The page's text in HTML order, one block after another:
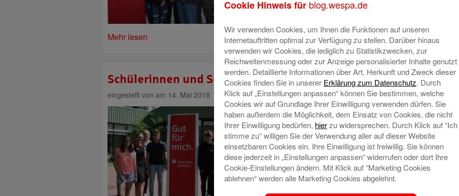
Sparkassenverband Niedersachsen
Mehr lesen
Schülerinnen und Schüler werden Medienscouts
eingestellt von am 14. Mai 2018
Im Zuge des von der Landesinitiative
n-21 initiierten Projektes
„Medienscouts Niedersachsen“
nehmen jeweils vier Schülerinnen und
Schüler sowie je zwei Lehrkräfte der
Oberschule Langen, der Oberschule
Beverstedt, der Hermann-Allmers-
Cookie Hinweis für blog.wespa.de
Wir verwenden Cookies, um Ihnen die Funktionen auf unseren
Internetauftritten optimal zur Verfügung zu stellen. Darüber hinaus
verwenden wir Cookies, die lediglich zu Statistikzwecken, zur
Reichweitenmessung oder zur Anzeige personalisierter Inhalte genutzt
werden. Detaillierte Informationen über Art, Herkunft und Zweck dieser
Cookies finden Sie in unserer Erklärung zum Datenschutz. Durch
Klick auf „Einstellungen anpassen“ können Sie bestimmen, welche
Cookies wir auf Grundlage Ihrer Einwilligung verwenden dürfen. Sie
haben außerdem die Möglichkeit, dem Einsatz von Cookies, die nicht
Ihrer Einwilligung bedürfen, hierzu widersprechen. Durch Klick auf “Ich
stimme zu“ willigen Sie der Verwendung aller auf dieser Website
einsetzbaren Cookies ein. Ihre Einwilligung ist freiwillig. Sie können
diese jederzeit in „Einstellungen anpassen“ widerrufen oder dort Ihre
Cookie-Einstellungen ändern. Mit Klick auf “Marketing Cookies
ablehnen“ werden alle Marketing Cookies abgelehnt.